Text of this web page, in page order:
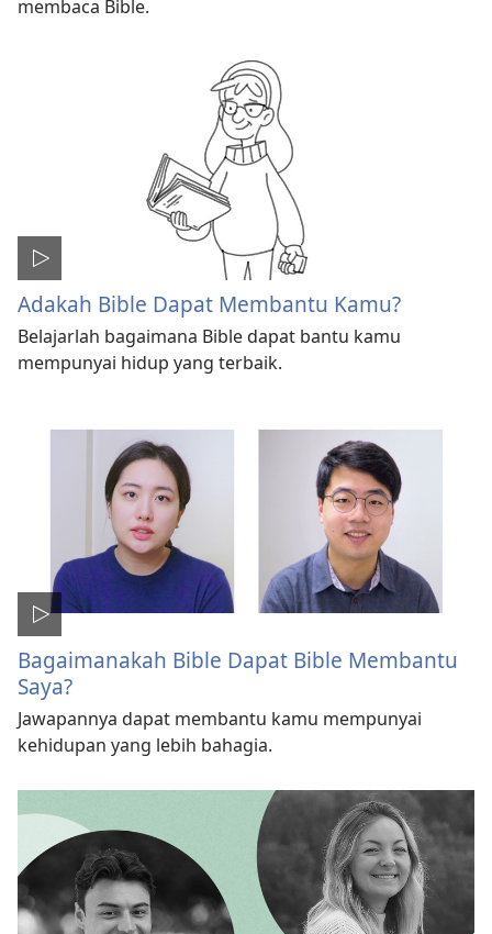
membaca Bible.
Adakah Bible Dapat Membantu Kamu?
Belajarlah bagaimana Bible dapat bantu kamu
mempunyai hidup yang terbaik.
Bagaimanakah Bible Dapat Bible Membantu
Saya?
Jawapannya dapat membantu kamu mempunyai
kehidupan yang lebih bahagia.